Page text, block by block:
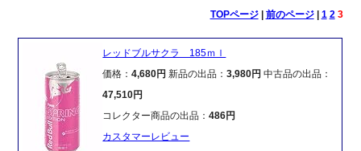
TOPページ| 前のページ| 1 2 3
レッドブルサクラ 185ｍｌ
価格：4,680円新品の出品：3,980円 中古品の出品：
47,510円
コレクター商品の出品：486円
カスタマーレビュー